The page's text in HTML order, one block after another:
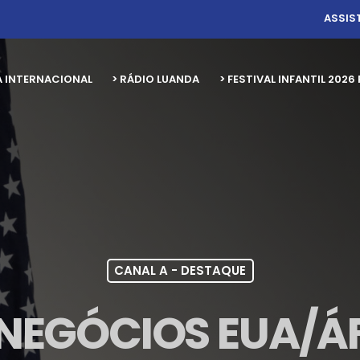
INTERNACIONAL > RÁDIO LUANDA > FESTIVAL INFANTIL
CANAL A - DESTAQUE
EUA/